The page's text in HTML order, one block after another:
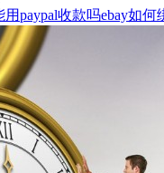
paypal收款吗ebay如何